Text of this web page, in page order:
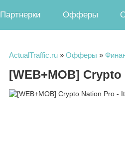
Партнерки Офферы
ActualTraffic.ru » Офферы »
[WEB+MOB]